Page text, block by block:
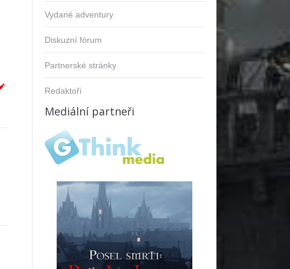
Vydané adventury
Diskuzní fórum
Partnerské stránky
Redaktoři
Mediální partneři